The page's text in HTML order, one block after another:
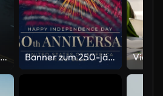
Drohnenaufnahme aus der Luft eines Polizeiautos, das nachts mit eingeschaltetem Licht auf einer Stadtstraße fährt Banner zum 250-jährigen Jubiläum der USA. 250 Jahre Unabhängigkeit. 4. Juli 2026, US-Unabhängigkeitstag, Video-Grußkarte. US-Flaggen-Feuerwerk auf blauem Himmelshintergrund. Vierter Juli. 4K nahtlose Schleife